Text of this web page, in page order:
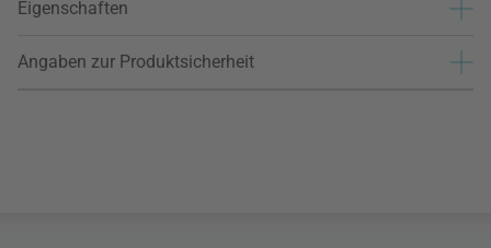
Eigenschaften
Angaben zur Produktsicherheit